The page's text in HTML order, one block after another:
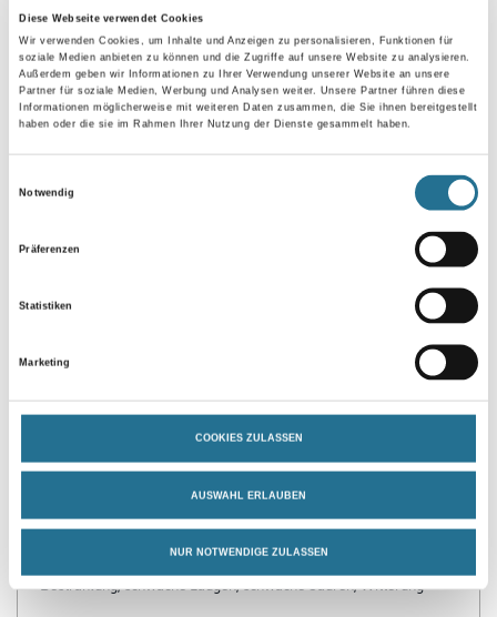
Diese Webseite verwendet Cookies
Wir verwenden Cookies, um Inhalte und Anzeigen zu personalisieren, Funktionen für
soziale Medien anbieten zu können und die Zugriffe auf unsere Website zu analysieren.
Außerdem geben wir Informationen zu Ihrer Verwendung unserer Website an unsere
Partner für soziale Medien, Werbung und Analysen weiter. Unsere Partner führen diese
Informationen möglicherweise mit weiteren Daten zusammen, die Sie ihnen bereitgestellt
haben oder die sie im Rahmen Ihrer Nutzung der Dienste gesammelt haben.
Notwendig
Präferenzen
Statistiken
Marketing
COOKIES ZULASSEN
AUSWAHL ERLAUBEN
NUR NOTWENDIGE ZULASSEN
Umrechnungsfaktoren
PRODUKTEIGENSCHAFTEN
Produkteigenschaft
- Handliche Verarbeitung mit Rolle
- Dauerelastisch
- Bei Minustemperaturen im Außenbereich elastisch
- Schnelle und saubere Verarbeitung
- Beständig gegen: Wasser, Salzwasser, Pilzbefall, Oxidation, UV-
Bestrahlung, schwache Laugen, schwache Säuren, Witterung